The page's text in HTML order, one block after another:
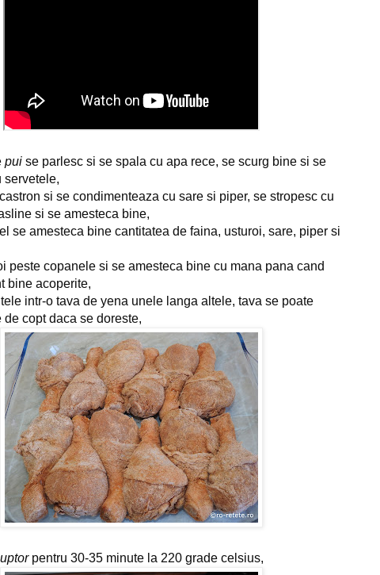
pui se parlesc si se spala cu apa rece, se scurg bine si se
servetele,
si se condimenteaza cu sare si piper, se stropesc cu
si se amesteca bine,
se amesteca bine cantitatea de faina, usturoi, sare, piper si
peste copanele si se amesteca bine cu mana pana cand
bine acoperite,
intr-o tava de yena unele langa altele, tava se poate
de copt daca se doreste,
pentru 30-35 minute la 220 grade celsius,